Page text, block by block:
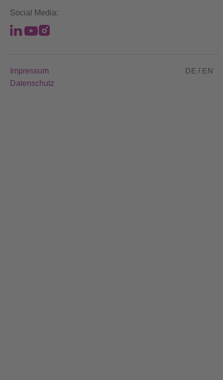
Social Media:
Impressum
Datenschutz
DE / EN